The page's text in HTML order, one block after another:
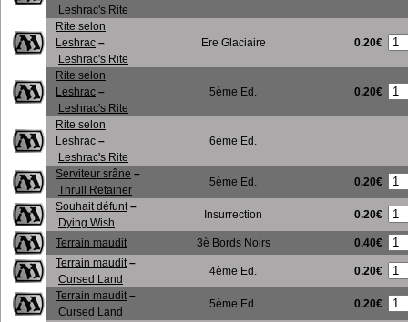
Leshrac's Rite
Rite selon
Leshrac –
Leshrac's Rite
Ere Glaciaire 0.20€
Rite selon
Leshrac –
Leshrac's Rite
5ème Ed. 0.20€
Rite selon
Leshrac –
Leshrac's Rite
6ème Ed.
Serviteur srâne –
Thrull Retainer
5ème Ed. 0.20€
Souhait défunt –
Dying Wish
Insurrection 0.20€
Terrain maudit 3è Bords Noirs
0.40€
Terrain maudit –
Cursed Land
4ème Ed. 0.20€
Terrain maudit –
Cursed Land
5ème Ed. 0.20€